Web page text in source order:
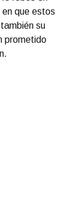
que estos
su
prometido